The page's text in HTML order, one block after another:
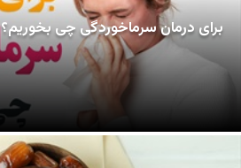
برای درمان سرماخوردگی چی بخوریم؟